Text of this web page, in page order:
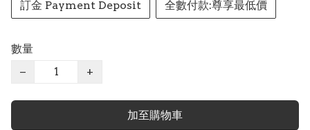
訂金 Payment Deposit
全數付款:尊享最低價
數量
−
+
加至購物車